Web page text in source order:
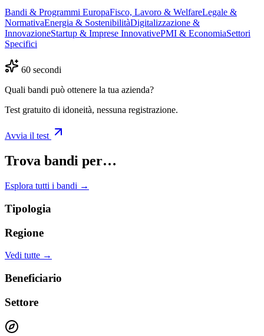
Bandi & Programmi EuropaFisco, Lavoro & WelfareLegale &
NormativaEnergia & SostenibilitàDigitalizzazione &
InnovazioneStartup & Imprese InnovativePMI & EconomiaSettori
Specifici
60 secondi
Quali bandi può ottenere la tua azienda?
Test gratuito di idoneità, nessuna registrazione.
Avvia il test
Trova bandi per…
Esplora tutti i bandi →
Tipologia
Regione
Vedi tutte →
Beneficiario
Settore